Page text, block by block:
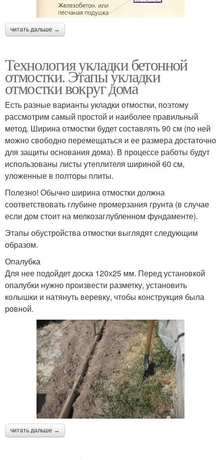
читать дальше →
Технология укладки бетонной
отмостки. Этапы укладки
отмостки вокруг дома
Есть разные варианты укладки отмостки, поэтому
рассмотрим самый простой и наиболее правильный
метод. Ширина отмостки будет составлять 90 см (по ней
можно свободно перемещаться и ее размера достаточно
для защиты основания дома). В процессе работы будут
использованы листы утеплителя шириной 60 см,
уложенные в полторы плиты.
Полезно! Обычно ширина отмостки должна
соответствовать глубине промерзания грунта (в случае
если дом стоит на мелкозаглубленном фундаменте).
Этапы обустройства отмостки выглядят следующим
образом.
Опалубка
Для нее подойдет доска 120х25 мм. Перед установкой
опалубки нужно произвести разметку, установить
колышки и натянуть веревку, чтобы конструкция была
ровной.
читать дальше →